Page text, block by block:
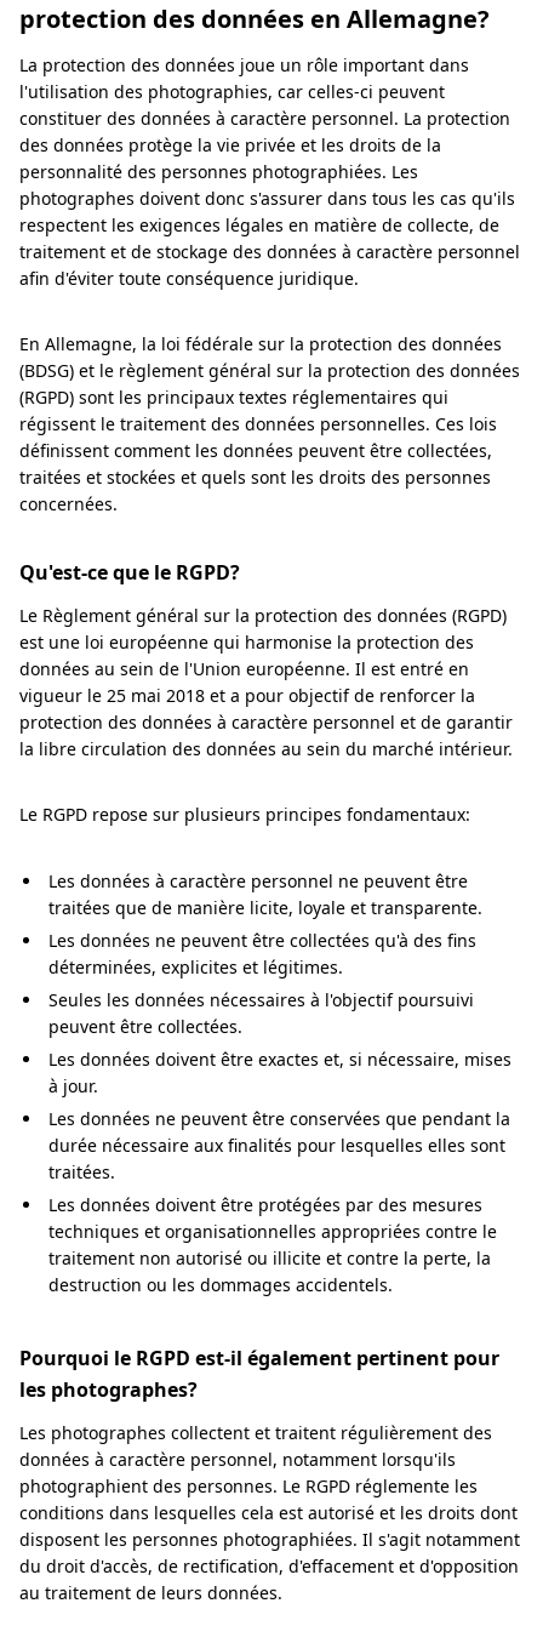
protection des données en Allemagne?
La protection des données joue un rôle important dans
l'utilisation des photographies, car celles-ci peuvent
constituer des données à caractère personnel. La protection
des données protège la vie privée et les droits de la
personnalité des personnes photographiées. Les
photographes doivent donc s'assurer dans tous les cas qu'ils
respectent les exigences légales en matière de collecte, de
traitement et de stockage des données à caractère personnel
afin d'éviter toute conséquence juridique.
En Allemagne, la loi fédérale sur la protection des données
(BDSG) et le règlement général sur la protection des données
(RGPD) sont les principaux textes réglementaires qui
régissent le traitement des données personnelles. Ces lois
définissent comment les données peuvent être collectées,
traitées et stockées et quels sont les droits des personnes
concernées.
Qu'est-ce que le RGPD?
Le Règlement général sur la protection des données (RGPD)
est une loi européenne qui harmonise la protection des
données au sein de l'Union européenne. Il est entré en
vigueur le 25 mai 2018 et a pour objectif de renforcer la
protection des données à caractère personnel et de garantir
la libre circulation des données au sein du marché intérieur.
Le RGPD repose sur plusieurs principes fondamentaux:
Les données à caractère personnel ne peuvent être
traitées que de manière licite, loyale et transparente.
Les données ne peuvent être collectées qu'à des fins
déterminées, explicites et légitimes.
Seules les données nécessaires à l'objectif poursuivi
peuvent être collectées.
Les données doivent être exactes et, si nécessaire, mises
à jour.
Les données ne peuvent être conservées que pendant la
durée nécessaire aux finalités pour lesquelles elles sont
traitées.
Les données doivent être protégées par des mesures
techniques et organisationnelles appropriées contre le
traitement non autorisé ou illicite et contre la perte, la
destruction ou les dommages accidentels.
Pourquoi le RGPD est-il également pertinent pour
les photographes?
Les photographes collectent et traitent régulièrement des
données à caractère personnel, notamment lorsqu'ils
photographient des personnes. Le RGPD réglemente les
conditions dans lesquelles cela est autorisé et les droits dont
disposent les personnes photographiées. Il s'agit notamment
du droit d'accès, de rectification, d'effacement et d'opposition
au traitement de leurs données.